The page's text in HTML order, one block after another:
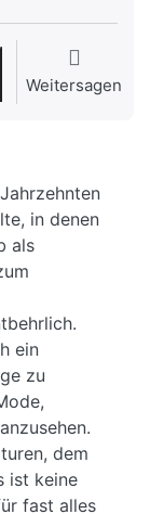
Weitersagen
in denen
als
ein
zu
dem
ist keine
fast alles